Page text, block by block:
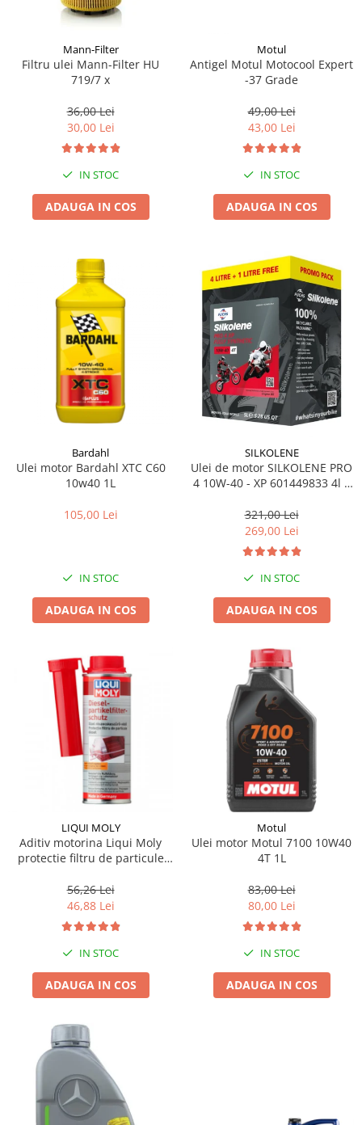
Mann-Filter
Filtru ulei Mann-Filter HU
719/7 x
36,00 Lei
30,00 Lei
IN STOC
ADAUGA IN COS
Motul
Antigel Motul Motocool Expert
-37 Grade
49,00 Lei
43,00 Lei
IN STOC
ADAUGA IN COS
Bardahl
Ulei motor Bardahl XTC C60
10w40 1L
105,00 Lei
IN STOC
ADAUGA IN COS
SILKOLENE
Ulei de motor SILKOLENE PRO
4 10W-40 - XP 601449833 4l +
321,00 Lei
269,00 Lei
IN STOC
ADAUGA IN COS
LIQUI MOLY
Aditiv motorina Liqui Moly
protectie filtru de particule
56,26 Lei
46,88 Lei
IN STOC
ADAUGA IN COS
Motul
Ulei motor Motul 7100 10W40
4T 1L
83,00 Lei
80,00 Lei
IN STOC
ADAUGA IN COS